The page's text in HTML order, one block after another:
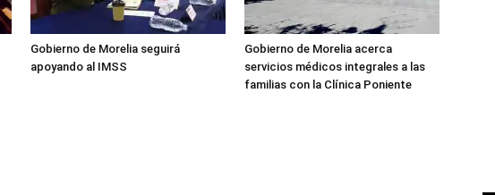
Gobierno de Morelia seguirá
apoyando al IMSS
Gobierno de Morelia acerca
servicios médicos integrales a las
familias con la Clínica Poniente